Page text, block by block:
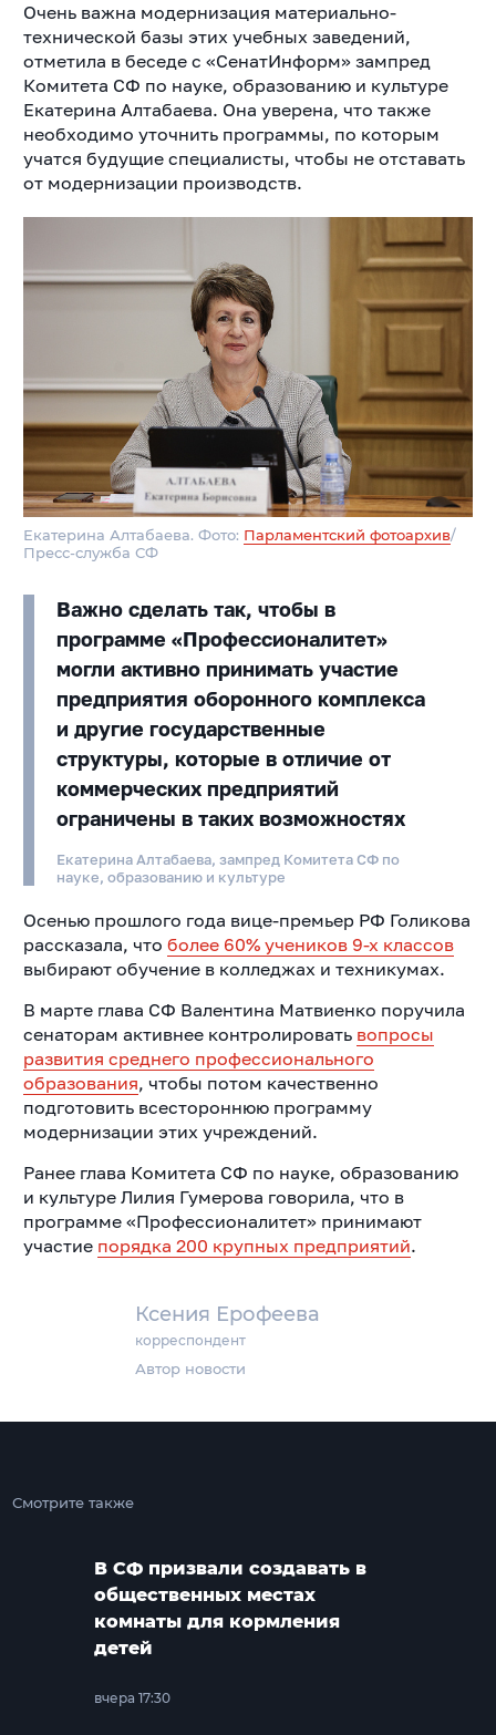
Ксения Ерофеева
корреспондент
Автор новости
Очень важна модернизация материально-
технической базы этих учебных заведений,
отметила в беседе с «СенатИнформ» зампред
Комитета СФ по науке, образованию и культуре
Екатерина Алтабаева. Она уверена, что также
необходимо уточнить программы, по которым
учатся будущие специалисты, чтобы не отставать
от модернизации производств.
Екатерина Алтабаева. Фото: Парламентский фотоархив/
Пресс-служба СФ
Важно сделать так, чтобы в
программе «Профессионалитет»
могли активно принимать участие
предприятия оборонного комплекса
и другие государственные
структуры, которые в отличие от
коммерческих предприятий
ограничены в таких возможностях
Екатерина Алтабаева, зампред Комитета СФ по
науке, образованию и культуре
Осенью прошлого года вице-премьер РФ Голикова
рассказала, что более 60% учеников 9-х классов
выбирают обучение в колледжах и техникумах.
В марте глава СФ Валентина Матвиенко поручила
сенаторам активнее контролировать вопросы
развития среднего профессионального
образования, чтобы потом качественно
подготовить всестороннюю программу
модернизации этих учреждений.
Ранее глава Комитета СФ по науке, образованию
и культуре Лилия Гумерова говорила, что в
программе «Профессионалитет» принимают
участие порядка 200 крупных предприятий.
Смотрите также
В СФ призвали создавать в
общественных местах
комнаты для кормления
детей
вчера 17:30